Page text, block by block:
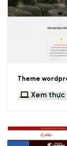
Theme
Xem thực